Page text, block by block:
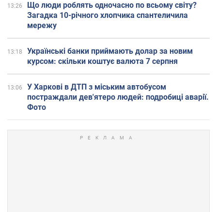
Що люди роблять одночасно по всьому світу?
Загадка 10-річного хлопчика спантеличила
мережу
13:26
Українські банки приймають долар за новим
курсом: скільки коштує валюта 7 серпня
13:18
У Харкові в ДТП з міським автобусом
постраждали дев'ятеро людей: подробиці аварії.
Фото
13:06